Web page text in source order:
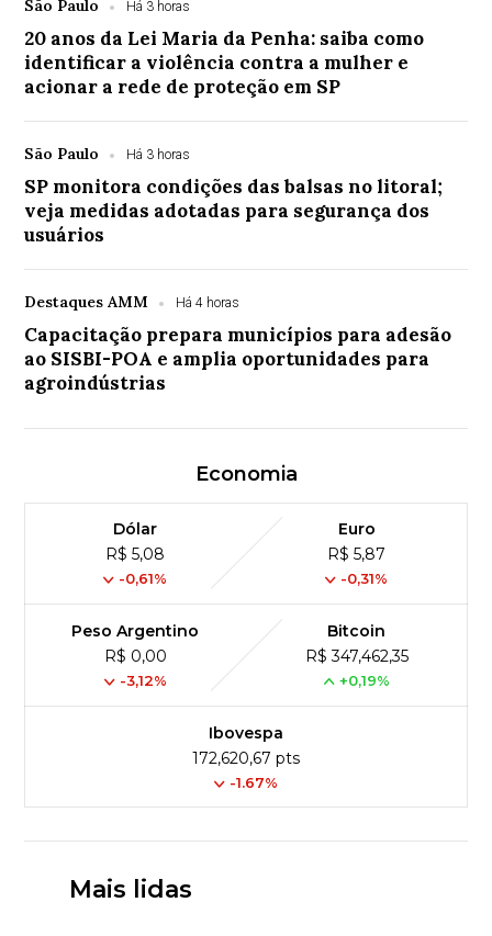
São Paulo Há 3 horas
20 anos da Lei Maria da Penha: saiba como
identificar a violência contra a mulher e
acionar a rede de proteção em SP
São Paulo Há 3 horas
SP monitora condições das balsas no litoral;
veja medidas adotadas para segurança dos
usuários
Destaques AMM Há 4 horas
Capacitação prepara municípios para adesão
ao SISBI-POA e amplia oportunidades para
agroindústrias
Economia
Dólar
R$ 5,08
-0,61%
Euro
R$ 5,87
-0,31%
Peso Argentino
R$ 0,00
-3,12%
Bitcoin
R$ 347,462,35
+0,19%
Ibovespa
172,620,67 pts
-1.67%
Mais lidas